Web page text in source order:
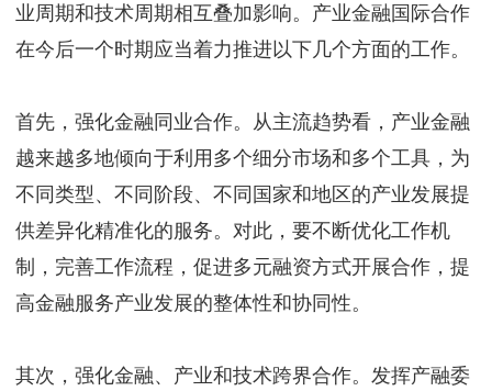
业周期和技术周期相互叠加影响。产业金融国际合作
在今后一个时期应当着力推进以下几个方面的工作。
首先，强化金融同业合作。从主流趋势看，产业金融
越来越多地倾向于利用多个细分市场和多个工具，为
不同类型、不同阶段、不同国家和地区的产业发展提
供差异化精准化的服务。对此，要不断优化工作机
制，完善工作流程，促进多元融资方式开展合作，提
高金融服务产业发展的整体性和协同性。
其次，强化金融、产业和技术跨界合作。发挥产融委